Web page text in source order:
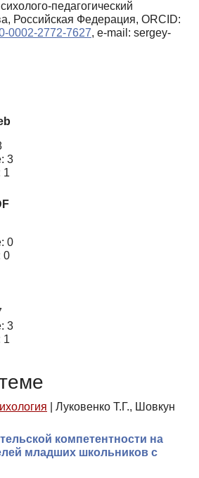
педагогический
Российская Федерация, ORCID:
0002-2772-7627, e-mail: sergey-
3
1
0
0
3
1
Луковенко Т.Г., Шовкун
компетентности на
младших школьников с